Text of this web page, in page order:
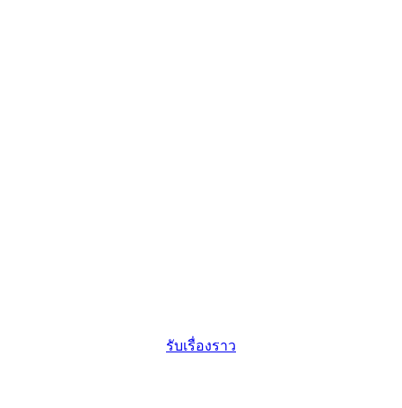
รับเรื่องราว